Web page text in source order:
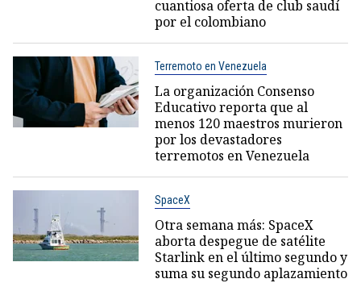
cuantiosa oferta de club saudí
por el colombiano
Terremoto en Venezuela
La organización Consenso
Educativo reporta que al
menos 120 maestros murieron
por los devastadores
terremotos en Venezuela
SpaceX
Otra semana más: SpaceX
aborta despegue de satélite
Starlink en el último segundo y
suma su segundo aplazamiento